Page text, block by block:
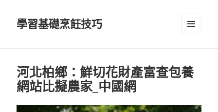
學習基礎烹飪技巧
河北柏鄉：鮮切花財產富查包養
網站比擬農家_中國網